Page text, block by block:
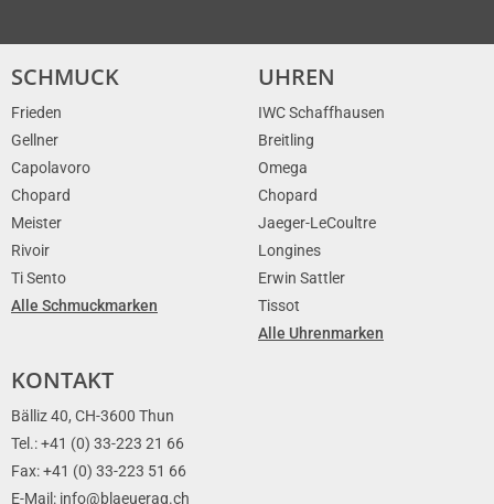
SCHMUCK
Frieden
Gellner
Capolavoro
Chopard
Meister
Rivoir
Ti Sento
Alle Schmuckmarken
UHREN
IWC Schaffhausen
Breitling
Omega
Chopard
Jaeger-LeCoultre
Longines
Erwin Sattler
Tissot
Alle Uhrenmarken
KONTAKT
Bälliz 40, CH-3600 Thun
Tel.: +41 (0) 33-223 21 66
Fax: +41 (0) 33-223 51 66
E-Mail: info@blaeuerag.ch